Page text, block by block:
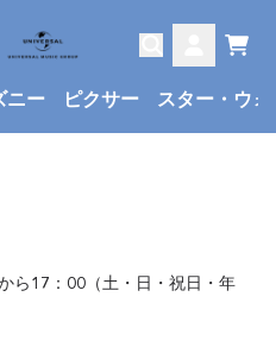
Account
Cart
ニー ピクサー スター・ウォ
ら17：00（土・日・祝日・年